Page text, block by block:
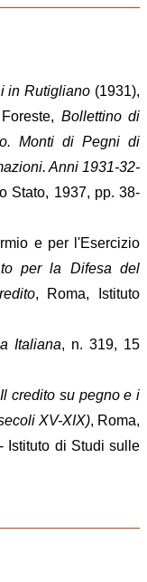
in Rutigliano (1931),
Bollettino di
Monti di Pegni di
Anni 1931-32-
Stato, 1937, pp. 38-
e per l'Esercizio
per la Difesa del
, Roma, Istituto
Italiana, n. 319, 15
credito su pegno e i
XV-XIX), Roma,
Istituto di Studi sulle